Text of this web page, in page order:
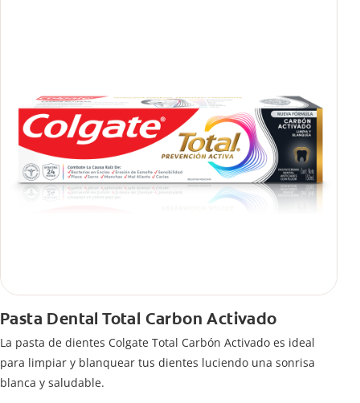
Pasta Dental Total Carbon Activado
La pasta de dientes Colgate Total Carbón Activado es ideal
para limpiar y blanquear tus dientes luciendo una sonrisa
blanca y saludable.